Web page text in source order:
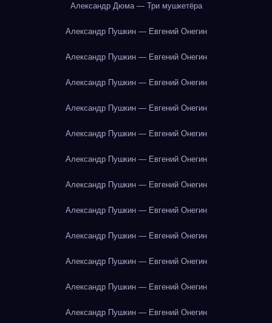
Александр Дюма — Три мушкетёра
Александр Пушкин — Евгений Онегин
Александр Пушкин — Евгений Онегин
Александр Пушкин — Евгений Онегин
Александр Пушкин — Евгений Онегин
Александр Пушкин — Евгений Онегин
Александр Пушкин — Евгений Онегин
Александр Пушкин — Евгений Онегин
Александр Пушкин — Евгений Онегин
Александр Пушкин — Евгений Онегин
Александр Пушкин — Евгений Онегин
Александр Пушкин — Евгений Онегин
Александр Пушкин — Евгений Онегин